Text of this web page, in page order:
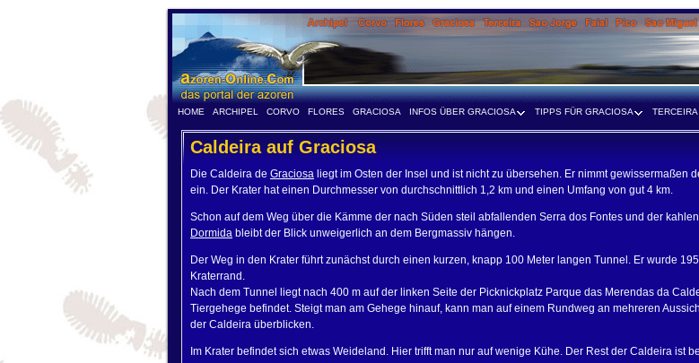
HOME ARCHIPEL CORVO FLORES GRACIOSA INFOS ÜBER GRACIOSA TIPPS FÜR GRACIOSA TERCEIRA
Caldeira auf Graciosa
Die Caldeira de Graciosa liegt im Osten der Insel und ist nicht zu übersehen. Er nimmt gewissermaßen
ein. Der Krater hat einen Durchmesser von durchschnittlich 1,2 km und einen Umfang von gut 4 km.
Schon auf dem Weg über die Kämme der nach Süden steil abfallenden Serra dos Fontes und der
Dormida bleibt der Blick unweigerlich an dem Bergmassiv hängen.
Der Weg in den Krater führt zunächst durch einen kurzen, knapp 100 Meter langen Tunnel. Er wurde
Kraterrand.
Nach dem Tunnel liegt nach 400 m auf der linken Seite der Picknickplatz Parque das Merendas da
Tiergehege befindet. Steigt man am Gehege hinauf, kann man auf einem Rundweg an mehreren
der Caldeira überblicken.
Im Krater befindet sich etwas Weideland. Hier trifft man nur auf wenige Kühe. Der Rest der Caldeira ist